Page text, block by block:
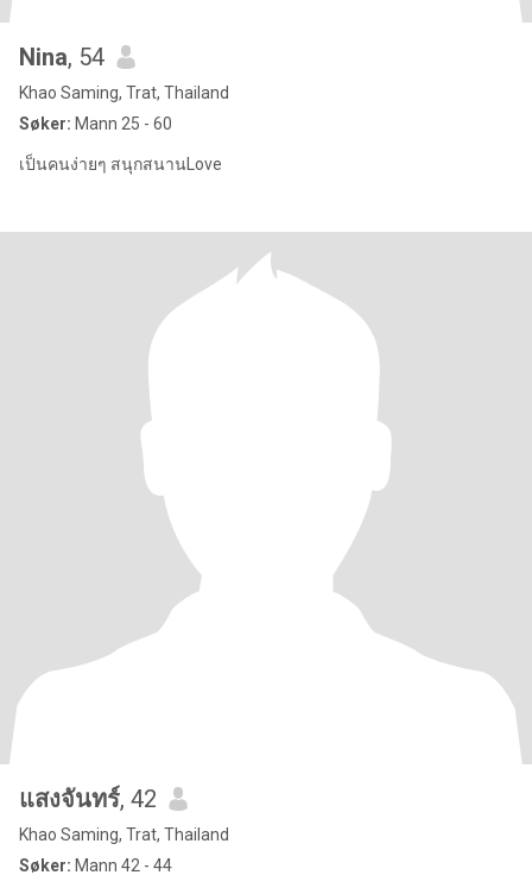
Nina, 54
Khao Saming, Trat, Thailand
Søker: Mann 25 - 60
เป็นคนง่ายๆ สนุกสนานLove
แสงจันทร์, 42
Khao Saming, Trat, Thailand
Søker: Mann 42 - 44